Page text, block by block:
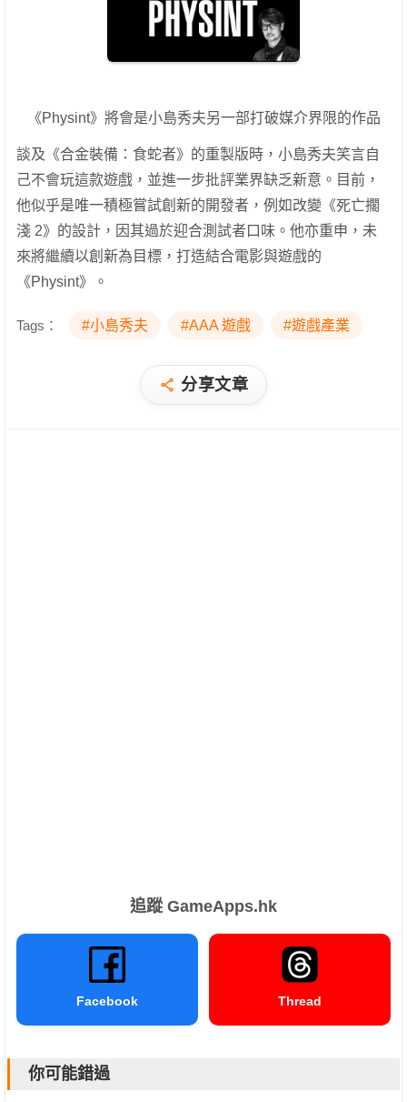
《Physint》將會是小島秀夫另一部打破媒介界限的作品
談及《合金裝備：食蛇者》的重製版時，小島秀夫笑言自
己不會玩這款遊戲，並進一步批評業界缺乏新意。目前，
他似乎是唯一積極嘗試創新的開發者，例如改變《死亡擱
淺 2》的設計，因其過於迎合測試者口味。他亦重申，未
來將繼續以創新為目標，打造結合電影與遊戲的
《Physint》。
Tags： #小島秀夫 #AAA 遊戲 #遊戲產業
分享文章
追蹤 GameApps.hk
Facebook Thread
你可能錯過